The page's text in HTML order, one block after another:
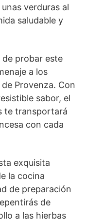
verduras al
saludable y
probar este
a los
Provenza. Con
sabor, el
te transportará
con cada
exquisita
la cocina
de preparación
de
a las hierbas